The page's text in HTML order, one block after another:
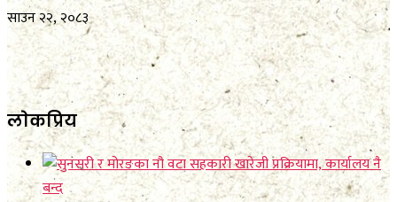
साउन २२, २०८३
लाेकप्रिय